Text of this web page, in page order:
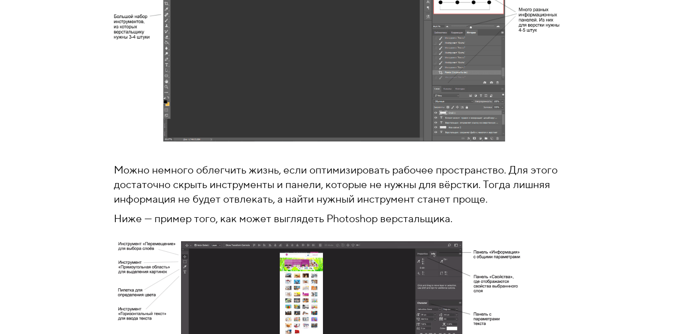
Можно немного облегчить жизнь, если оптимизировать рабочее пространство. Для этого
достаточно скрыть инструменты и панели, которые не нужны для вёрстки. Тогда лишняя
информация не будет отвлекать, а найти нужный инструмент станет проще.
Ниже — пример того, как может выглядеть Photoshop верстальщика.